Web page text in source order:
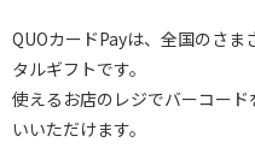
QUOカードPayは、全国のさ
タルギフトです。
使えるお店のレジでバーコー
いいただけます。